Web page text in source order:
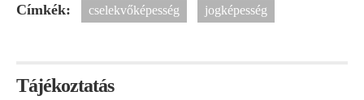
Címkék: cselekvőképesség jogképesség
Tájékoztatás